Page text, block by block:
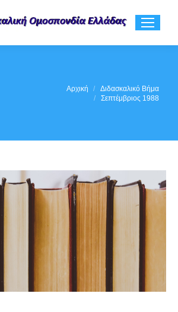
Αρχική
Διδασκαλικό Βήμα
Σεπτέμβριος 1988